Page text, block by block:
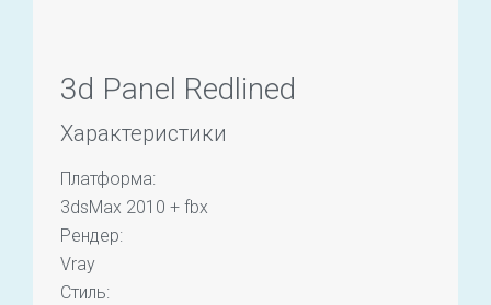
3d Panel Redlined
Характеристики
Платформа:
3dsMax 2010 + fbx
Рендер:
Vray
Стиль: